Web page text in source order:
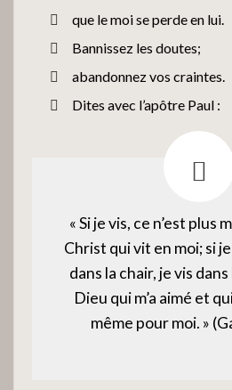
que le moi se perde en lui.
Bannissez les doutes;
abandonnez vos craintes.
Dites avec l’apôtre Paul :
« Si je vis, ce n’est plus
Christ qui vit en moi; si
dans la chair, je vis
Dieu qui m’a aimé et
même pour moi. »